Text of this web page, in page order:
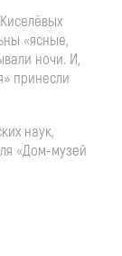
«ясные,
ночи. И,
принесли
наук,
«Дом-музей